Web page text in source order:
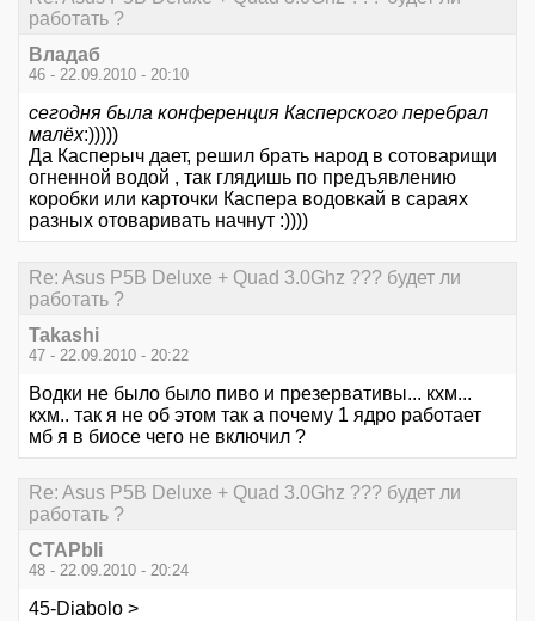
работать ?
Владаб
46 - 22.09.2010 - 20:10
сегодня была конференция Касперского перебрал
малёх:)))))
Да Касперыч дает, решил брать народ в сотоварищи
огненной водой , так глядишь по предъявлению
коробки или карточки Каспера водовкай в сараях
разных отоваривать начнут :))))
Re: Asus P5B Deluxe + Quad 3.0Ghz ??? будет ли
работать ?
Takashi
47 - 22.09.2010 - 20:22
Водки не было было пиво и презервативы... кхм...
кхм.. так я не об этом так а почему 1 ядро работает
мб я в биосе чего не включил ?
Re: Asus P5B Deluxe + Quad 3.0Ghz ??? будет ли
работать ?
CTAPbIi
48 - 22.09.2010 - 20:24
45-Diabolo >